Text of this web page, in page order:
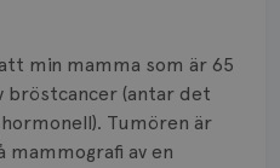
min mamma som är 65
bröstcancer (antar det
Tumören är
mammografi av en